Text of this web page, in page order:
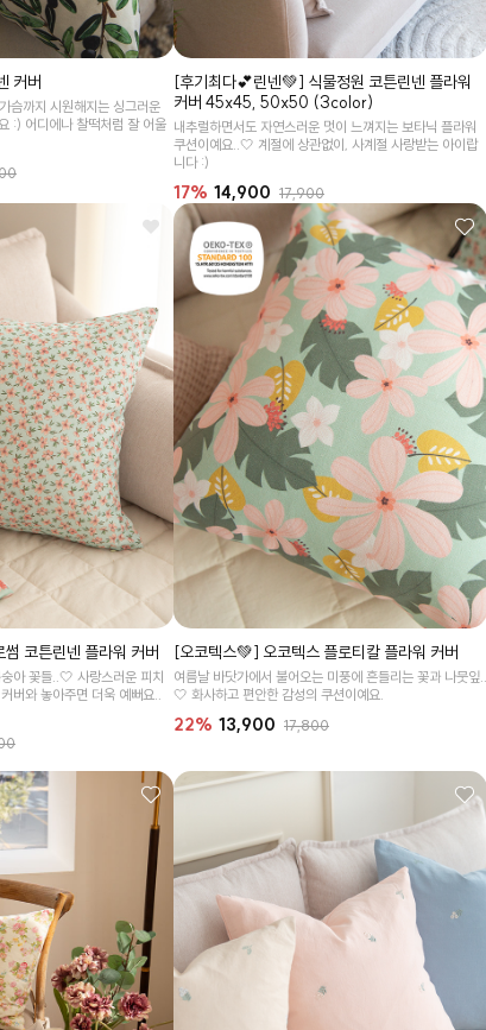
커버
슴까지 시원해지는 싱그러운
:) 어디에나 찰떡처럼 잘 어울
[후기최다💕린넨💚] 식물정원 코튼린넨 플라워
커버 45x45, 50x50 (3color)
내추럴하면서도 자연스러운 멋이 느껴지는 보타닉 플라워
쿠션이예요..🤍 계절에 상관없이, 사계절 사랑받는 아이랍
니다 :)
17% 14,900 17,900
코튼린넨 플라워 커버
아 꽃들..🤍 사랑스러운 피치
버와 놓아주면 더욱 예뻐요..
[오코텍스💚] 오코텍스 플로티칼 플라워 커버
여름날 바닷가에서 불어오는 미풍에 흔들리는 꽃과 나뭇잎..
🤍 화사하고 편안한 감성의 쿠션이예요.
22% 13,900 17,800